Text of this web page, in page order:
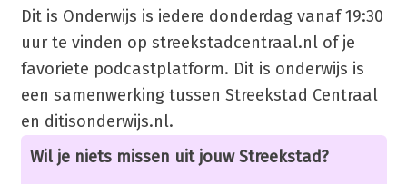
Dit is Onderwijs is iedere donderdag vanaf 19:30
uur te vinden op streekstadcentraal.nl of je
favoriete podcastplatform. Dit is onderwijs is
een samenwerking tussen Streekstad Centraal
en ditisonderwijs.nl.
Wil je niets missen uit jouw Streekstad?